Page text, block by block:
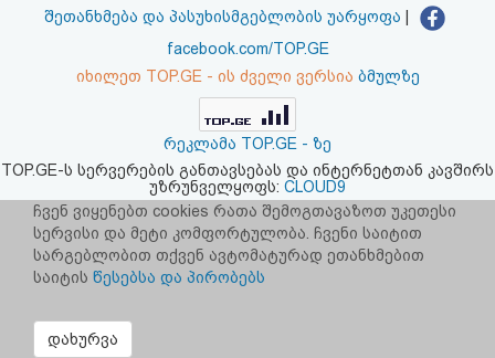
შეთანხმება
პასუხისმგებლობის
უარყოფა
შეთანხმება და პასუხისმგებლობის უარყოფა
facebook.com/TOP.GE
იხილეთ TOP.GE - ის ძველი ვერსია ბმულზე
რეკლამა TOP.GE - ზე
TOP.GE-ს სერვერების განთავსებას და ინტერნეტთან კავშირს
უზრუნველყოფს: CLOUD9
ჩვენ ვიყენებთ cookies რათა შემოგთავაზოთ უკეთესი
სერვისი და მეტი კომფორტულობა. ჩვენი საიტით
სარგებლობით თქვენ ავტომატურად ეთანხმებით
საიტის წესებსა და პირობებს
დახურვა